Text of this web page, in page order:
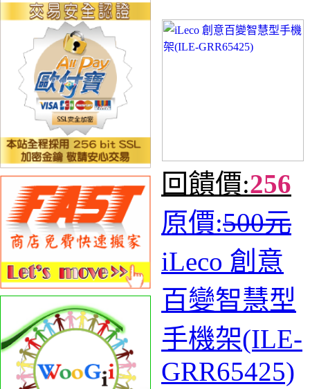
回饋價:256
原價:500元
iLeco 創意
百變智慧型
手機架(ILE-
GRR65425)